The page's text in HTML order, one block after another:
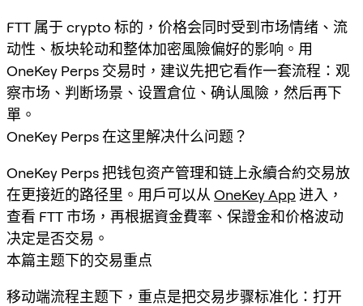
FTT 属于 crypto 标的，价格会同时受到市场情绪、流
动性、板块轮动和整体加密風險偏好的影响。用
OneKey Perps 交易时，建议先把它看作一套流程：观
察市场、判断场景、设置倉位、确认風險，然后再下
單。
OneKey Perps 在这里解决什么问题？
OneKey Perps 把钱包资产管理和链上永續合約交易放
在更接近的路径里。用戶可以从 OneKey App进入，
查看 FTT 市场，再根据資金費率、保證金和价格波动
决定是否交易。
本篇主题下的交易重点
移动端流程主题下，重点是把交易步骤标准化：打开